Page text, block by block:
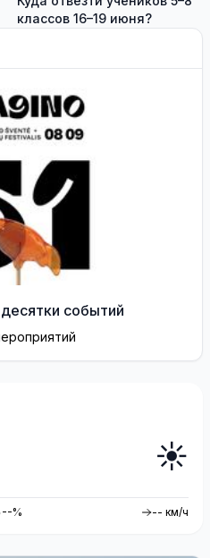
классов 16–19 июня?
событий
☀️
--% -- км/ч